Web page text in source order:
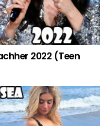
2022 (Teen